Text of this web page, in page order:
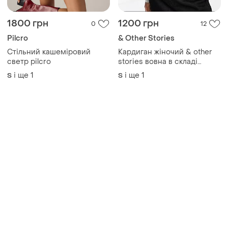
1800 грн 0
Pilcro
Стільний кашеміровий
светр pilcro
S і ще 1
1200 грн 12
& Other Stories
Кардиган жіночий & other
stories вовна в складі
S і ще 1